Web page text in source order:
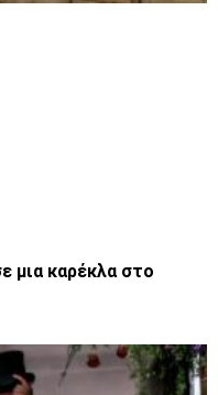
μια καρέκλα στο